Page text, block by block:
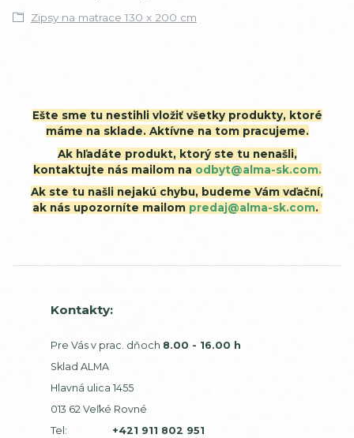
Zipsy na matrace 130 x 200 cm
Ešte sme tu nestihli vložiť všetky produkty, ktoré
máme na sklade. Aktívne na tom pracujeme.
Ak hľadáte produkt, ktorý ste tu nenašli,
kontaktujte nás mailom na odbyt@alma-sk.com.
Ak ste tu našli nejakú chybu, budeme Vám vďační,
ak nás upozorníte mailom predaj@alma-sk.com.
Kontakty:
Pre Vás v prac. dňoch 8.00 - 16.00 h
Sklad ALMA
Hlavná ulica 1455
013 62 Veľké Rovné
Tel:
+421 911 802 951